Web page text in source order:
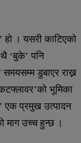
। यसरी काटिएको
‘बुके’ पनि
समयसम्म डुबाएर राख्न
भूमिका
एक प्रमुख उत्पादन
माग उच्च हुन्छ ।